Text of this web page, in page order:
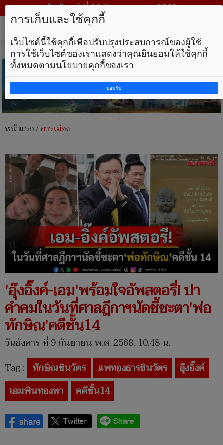
วันจันทร์ ที่ 10 สิงหาคม พ.ศ. 2569
หน้าแรก/การเมือง
'อุ๊งอิ๊งค์-เอม'พร้อมใจอัพสตอรี่! ปา
คำคมในวันที่ศาลฎีกาฯนัดชี้ชะตา'พ่อ
ทักษิณ'คดีชั้น14
วันอังคาร ที่ 9 กันยายน พ.ศ. 2568, 10.48 น.
Tag : ทักษิณชินวัตร แพทองธารชินวัตร
อุ๊งอิ๊งค์
เอมพินทองทา
คดีชั้น14
การเก็บและใช้คุกกี้
เว็บไซต์นี้ใช้คุกกี้เพื่อปรับปรุงประสบการณ์ของผู้ใช้
การใช้เว็บไซต์ของเราแสดงว่าคุณยินยอมให้ใช้คุกกี้
ทั้งหมดตามนโยบายคุกกี้ของเรา
ยอมรับ